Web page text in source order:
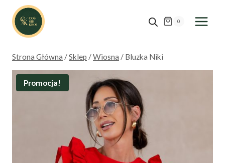
Przejdź
treści
0
Strona Główna /Sklep /Wiosna / Bluzka Niki
Promocja!